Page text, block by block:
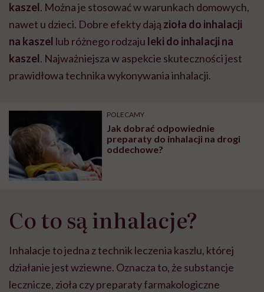
kaszel. Można je stosować w warunkach domowych,
nawet u dzieci. Dobre efekty dają zioła do inhalacji
na kaszel lub różnego rodzaju leki do inhalacji na
kaszel. Najważniejsza w aspekcie skuteczności jest
prawidłowa technika wykonywania inhalacji.
POLECAMY
Jak dobrać odpowiednie
preparaty do inhalacji na drogi
oddechowe?
Co to są inhalacje?
Inhalacje to jedna z technik leczenia kaszlu, której
działanie jest wziewne. Oznacza to, że substancje
lecznicze, zioła czy preparaty farmakologiczne